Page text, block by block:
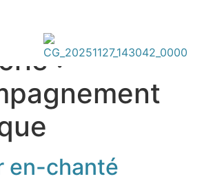
:
en-chanté